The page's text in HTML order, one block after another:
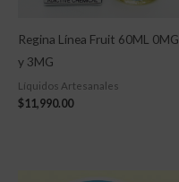
Regina Línea Fruit 60ML 0MG
y 3MG
Líquidos Artesanales
$11,990.00